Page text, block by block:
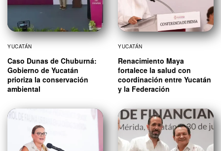
YUCATÁN
Caso Dunas de Chuburná:
Gobierno de Yucatán
prioriza la conservación
ambiental
YUCATÁN
Renacimiento Maya
fortalece la salud con
coordinación entre Yucatán
y la Federación